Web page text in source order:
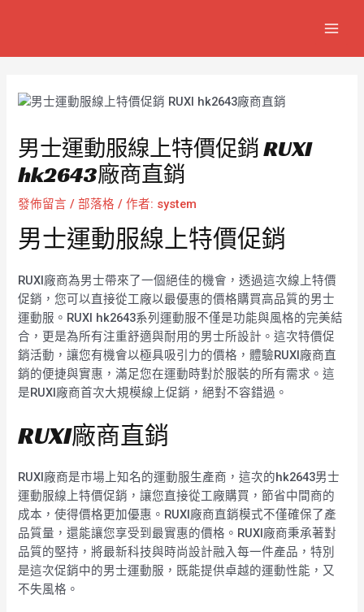
男士運動服線上特價促銷 RUXI
hk2643廠商直銷
發佈留言 /部落格 / 作者: system
男士運動服線上特價促銷
RUXI廠商為男士帶來了一個絕佳的機會，透過這次線上特價
促銷，您可以直接從工廠以最優惠的價格購買高品質的男士
運動服。RUXI hk2643系列運動服不僅是功能與風格的完美結
合，更是為所有注重舒適與耐用的男士所設計。這次特價促
銷活動，讓您有機會以極具吸引力的價格，體驗RUXI廠商直
銷的便捷與實惠，滿足您在運動時對於服裝的所有需求。這
是RUXI廠商首次大規模線上促銷，絕對不容錯過。
RUXI廠商直銷
RUXI廠商是市場上知名的運動服生產商，這次的hk2643男士
運動服線上特價促銷，讓您直接從工廠購買，節省中間商的
成本，使得價格更加優惠。RUXI廠商直銷模式不僅確保了產
品質量，還能讓您享受到最實惠的價格。RUXI廠商秉承著對
品質的堅持，將最新科技與時尚設計融入每一件產品，特別
是這次促銷中的男士運動服，既能提供卓越的運動性能，又
不失風格。